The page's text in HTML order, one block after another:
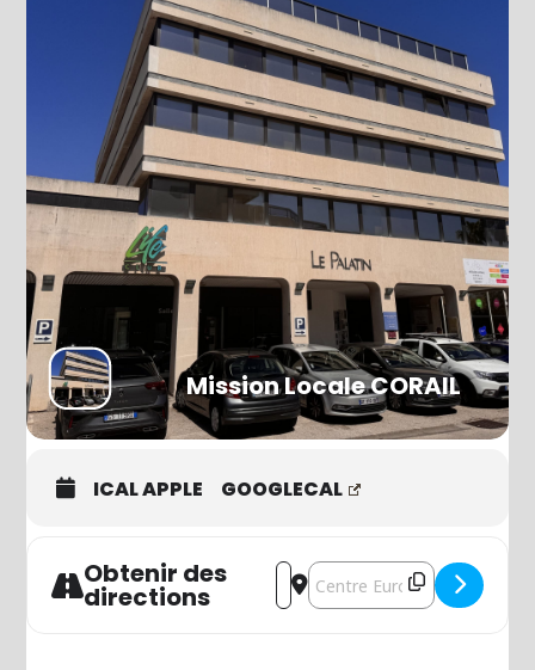
Mission Locale CORAIL
ICAL APPLE GOOGLECAL
Obtenir des
directions
Address - TOURNOI FC 24
Destination Address -